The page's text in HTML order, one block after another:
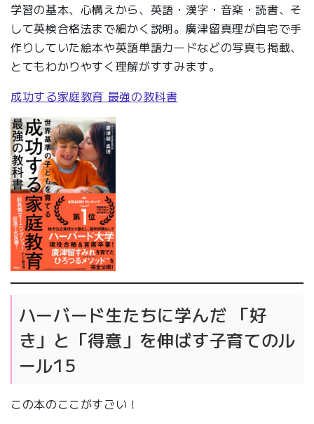
学習の基本、心構えから、英語・漢字・音楽・読書、そ
して英検合格法まで細かく説明。廣津留真理が自宅で手
作りしていた絵本や英語単語カードなどの写真も掲載、
とてもわかりやすく理解がすすみます。
成功する家庭教育 最強の教科書
ハーバード生たちに学んだ 「好
き」と「得意」を伸ばす子育てのル
ール15
この本のここがすごい！